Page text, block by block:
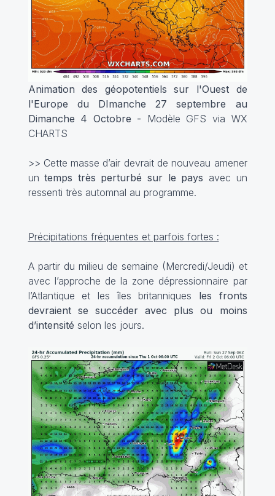
Animation des géopotentiels sur l'Ouest de
l'Europe du DImanche 27 septembre au
Dimanche 4 Octobre - Modèle GFS via WX
CHARTS
>> Cette masse d’air devrait de nouveau amener
untemps très perturbé sur le pays avec un
ressenti très automnal au programme.
Précipitations fréquentes et parfois fortes :
A partir du milieu de semaine (Mercredi/Jeudi) et
avec l’approche de la zone dépressionnaire par
l’Atlantique et les îles britanniques les fronts
devraient se succéder avec plus ou moins
d’intensité selon les jours.